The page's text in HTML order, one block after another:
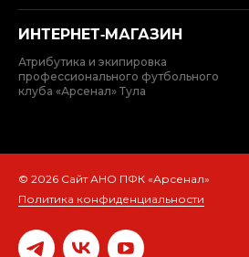
ИНТЕРНЕТ‑МАГАЗИН
Атрибутика и экипировка
профессионального футбольного
клуба «Арсенал» Тула
© 2026 Сайт АНО ПФК «Арсенал»
Политика конфиденциальности